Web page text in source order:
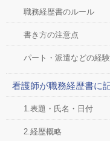
職務経歴書のルール
書き方の注意点
パート・派遣などの経
看護師が職務経歴書に
1.表題・氏名・日付
2.経歴概略